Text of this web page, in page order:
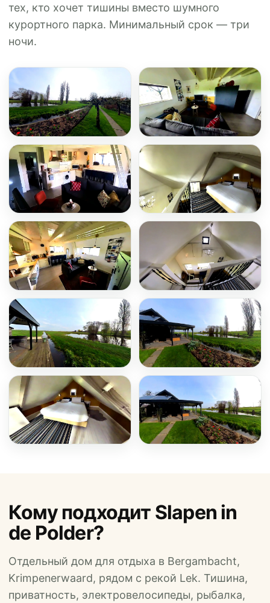
тех, кто хочет тишины вместо шумного
курортного парка. Минимальный срок — три
ночи.
Кому подходит Slapen in
de Polder?
Отдельный дом для отдыха в Bergambacht,
Krimpenerwaard, рядом с рекой Lek. Тишина,
приватность, электровелосипеды, рыбалка,